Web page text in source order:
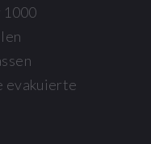
1000
evakuierte